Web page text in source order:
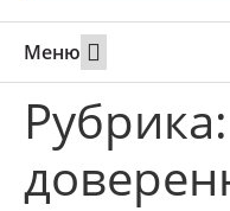
Меню
Рубрика: